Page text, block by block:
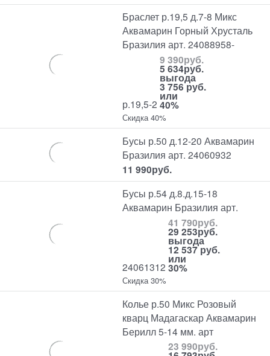
Браслет р.19,5 д.7-8 Микс
Аквамарин Горный Хрусталь
Бразилия арт. 24088958-
р.19,5-2
9 390руб.
5 634руб.
выгода
3 756 руб.
или
40%
Скидка 40%
Бусы р.50 д.12-20 Аквамарин
Бразилия арт. 24060932
11 990руб.
Бусы р.54 д.8.д.15-18
Аквамарин Бразилия арт.
24061312
41 790руб.
29 253руб.
выгода
12 537 руб.
или
30%
Скидка 30%
Колье р.50 Микс Розовый
кварц Мадагаскар Аквамарин
Берилл 5-14 мм. арт
23 990руб.